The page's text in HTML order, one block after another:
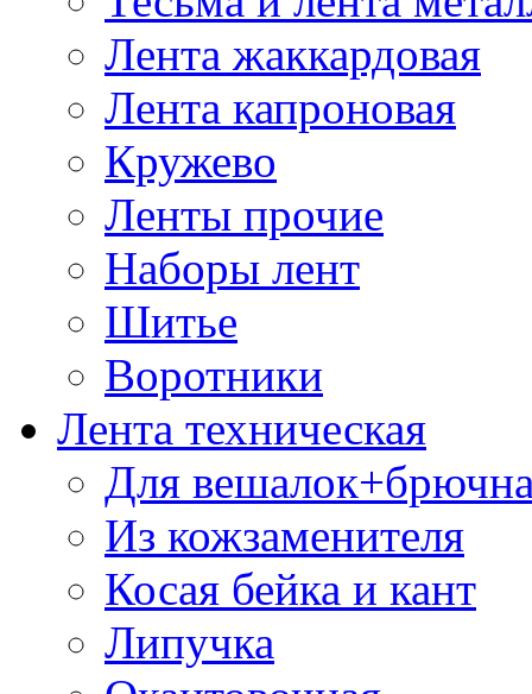
Лента жаккардовая
Лента капроновая
Кружево
Ленты прочие
Наборы лент
Шитье
Воротники
Лента техническая
Для
Из кожзаменителя
Косая бейка и кант
Липучка